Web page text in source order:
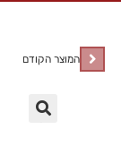
המוצר הקודם